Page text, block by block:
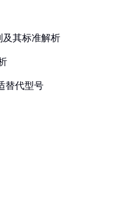
及其标准解析
替代型号